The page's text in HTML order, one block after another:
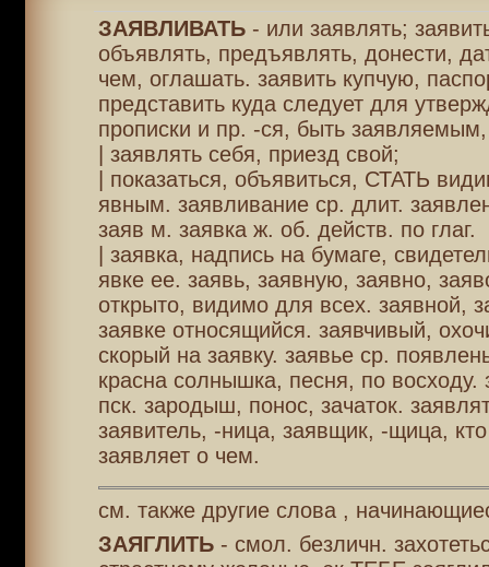
ЗАЯВЛИВАТЬ- или заявлять;
объявлять, предъявлять, донести,
чем, оглашать. заявить купчую,
представить куда следует для
прописки и пр. -ся, быть заявляемым,
| заявлять себя, приезд свой;
| показаться, объявиться, СТАТЬ
явным. заявливание ср. длит.
заяв м. заявка ж. об. действ. по глаг.
| заявка, надпись на бумаге,
явке ее. заявь, заявную, заявно,
открыто, видимо для всех. заявной,
заявке относящийся. заявчивый,
скорый на заявку. заявье ср.
красна солнышка, песня, по
пск. зародыш, понос, зачаток.
заявитель, -ница, заявщик, -щица,
заявляет о чем.
см. также другие слова ,
ЗАЯГЛИТЬ- смол. безличн.